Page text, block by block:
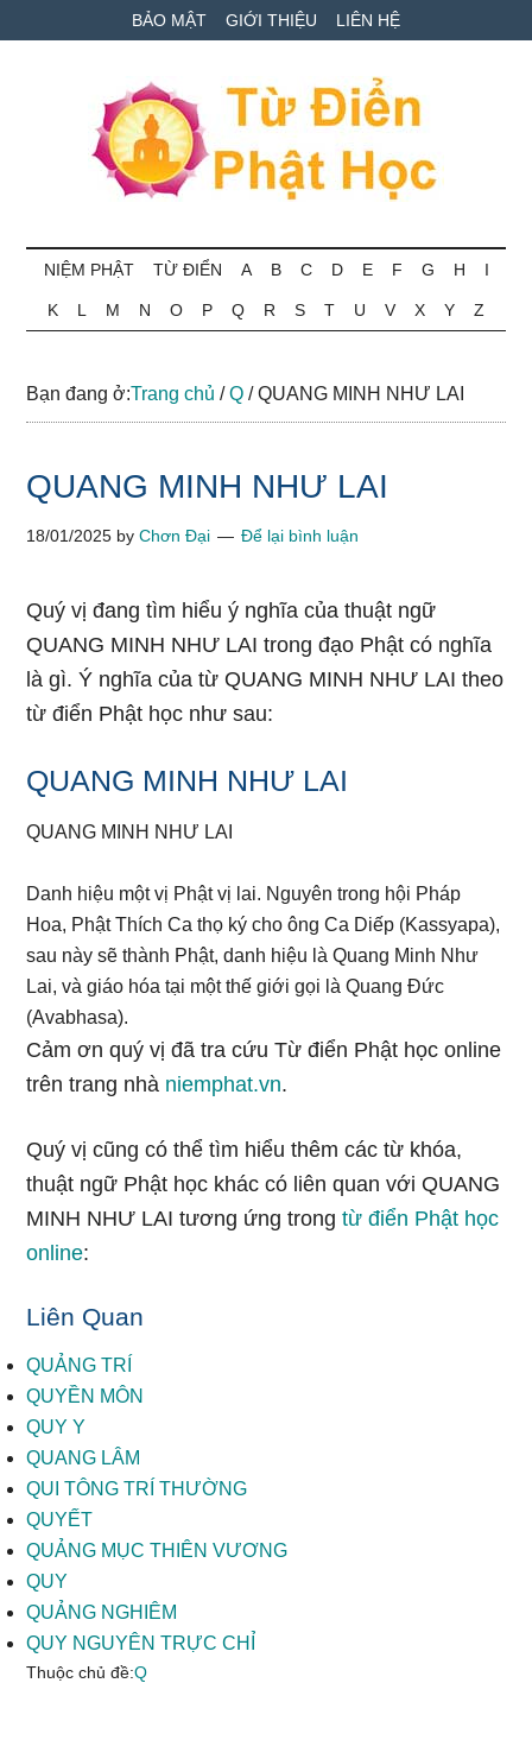
to
to
qua
BẢO MẬT GIỚI THIỆU LIÊN HỆ
Từ
điển
Phật
học
ngữ
NIỆM PHẬT TỪ ĐIỂN A B C D E F G H I
K L M N O P Q R S T U V X Y Z
Bạn đang ở:Trang chủ / Q /QUANG MINH NHƯ LAI
QUANG MINH NHƯ LAI
18/01/2025 byChơn Đại Để lại bình luận
Quý vị đang tìm hiểu ý nghĩa của thuật ngữ
QUANG MINH NHƯ LAI trong đạo Phật có nghĩa
là gì. Ý nghĩa của từ QUANG MINH NHƯ LAI theo
từ điển Phật học như sau:
QUANG MINH NHƯ LAI
QUANG MINH NHƯ LAI
Danh hiệu một vị Phật vị lai. Nguyên trong hội Pháp
Hoa, Phật Thích Ca thọ ký cho ông Ca Diếp (Kassyapa),
sau này sẽ thành Phật, danh hiệu là Quang Minh Như
Lai, và giáo hóa tại một thế giới gọi là Quang Đức
(Avabhasa).
Cảm ơn quý vị đã tra cứu Từ điển Phật học online
trên trang nhà niemphat.vn.
Quý vị cũng có thể tìm hiểu thêm các từ khóa,
thuật ngữ Phật học khác có liên quan với QUANG
MINH NHƯ LAI tương ứng trongtừ điển Phật học
online:
Liên Quan
QUẢNG TRÍ
QUYỀN MÔN
QUY Y
QUANG LÂM
QUI TÔNG TRÍ THƯỜNG
QUYẾT
QUẢNG MỤC THIÊN VƯƠNG
QUY
QUẢNG NGHIÊM
QUY NGUYÊN TRỰC CHỈ
Thuộc chủ đề:Q